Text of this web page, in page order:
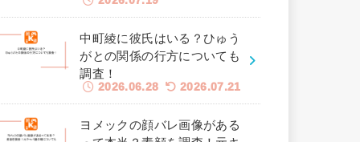
中町綾に彼氏はいる？ひゅう
がとの関係の行方についても
調査！
2026.06.28 2026.07.21
ヨメックの顔バレ画像がある